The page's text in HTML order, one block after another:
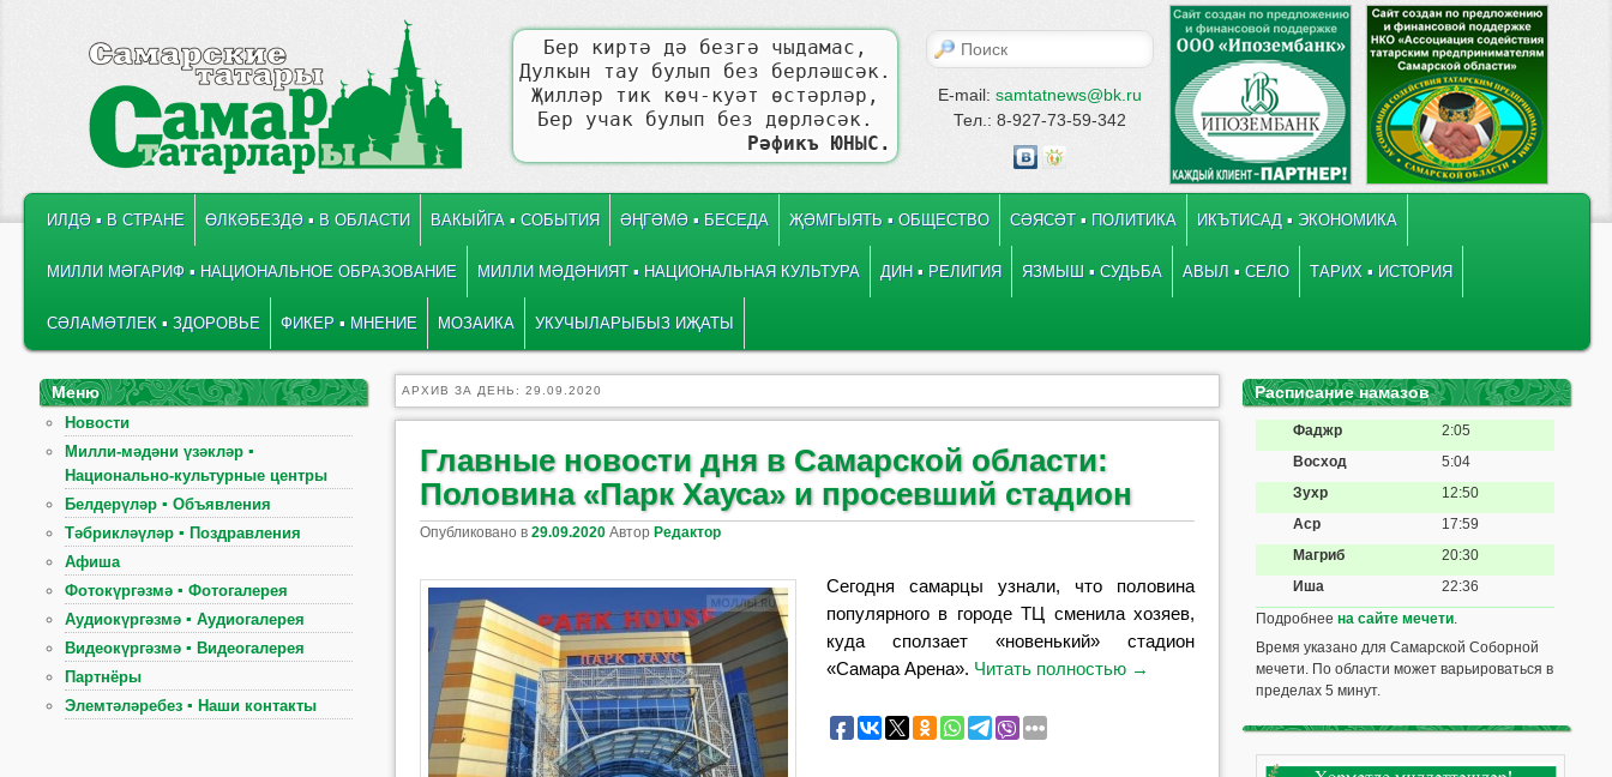
Бер киртә дә безгә чыдамас,
Дулкын тау булып без берләшсәк.
Җилләр тик көч-куәт өстәрләр,
Бер учак булып без дөрләсәк.
Рәфикъ ЮНЫС.
E-mail: samtatnews@bk.ru
Тел.: 8-927-73-59-342
ПЕРЕЙТИ К ОСНОВНОМУ СОДЕРЖИМОМУ
ПЕРЕЙТИ К ДОПОЛНИТЕЛЬНОМУ СОДЕРЖИМОМУ
ИЛДӘ ▪ В СТРАНЕ ӨЛКӘБЕЗДӘ ▪ В ОБЛАСТИ ВАКЫЙГА ▪ СОБЫТИЯ ӘҢГӘМӘ ▪ БЕСЕДА ҖӘМГЫЯТЬ ▪ ОБЩЕСТВО СӘЯСӘТ ▪ ПОЛИТИКА ИКЪТИСАД ▪ ЭКОНОМИКА
МИЛЛИ МӘГАРИФ ▪ НАЦИОНАЛЬНОЕ ОБРАЗОВАНИЕ МИЛЛИ МӘДӘНИЯТ ▪ НАЦИОНАЛЬНАЯ КУЛЬТУРА ДИН ▪ РЕЛИГИЯ ЯЗМЫШ ▪ СУДЬБА АВЫЛ ▪ СЕЛО ТАРИХ ▪ ИСТОРИЯ
СӘЛАМӘТЛЕК ▪ ЗДОРОВЬЕ ФИКЕР ▪ МНЕНИЕ МОЗАИКА УКУЧЫЛАРЫБЫЗ ИҖАТЫ
АРХИВ ЗА ДЕНЬ:29.09.2020
Главные новости дня в Самарской области:
Половина «Парк Хауса» и просевший стадион
Опубликовано в29.09.2020 АвторРедактор
Сегодня самарцы узнали, что половина
популярного в городе ТЦ сменила хозяев,
куда сползает «новенький» стадион
«Самара Арена». Читать полностью →
Меню
Новости
Милли-мәдәни үзәкләр ▪
Национально-культурные центры
Белдерүләр ▪ Объявления
Тәбрикләүләр ▪ Поздравления
Афиша
Фотокүргәзмә ▪ Фотогалерея
Аудиокүргәзмә ▪ Аудиогалерея
Видеокүргәзмә ▪ Видеогалерея
Партнёры
Элемтәләребез ▪ Наши контакты
Расписание намазов
Фаджр
2:05
Восход
5:04
Зухр
12:50
Аср
17:59
Магриб
20:30
Иша
22:36
Подробнеена сайте мечети.
Время указано для Самарской Соборной
мечети. По области может варьироваться в
пределах 5 минут.